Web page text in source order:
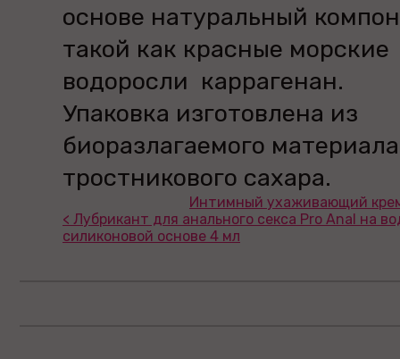
основе натуральный
такой как красные морские
водоросли каррагенан.
Упаковка изготовлена из
биоразлагаемого
тростникового сахара.
Интимный ухаживающий
< Лубрикант для анального секса Pro Anal на
силиконовой основе 4 мл